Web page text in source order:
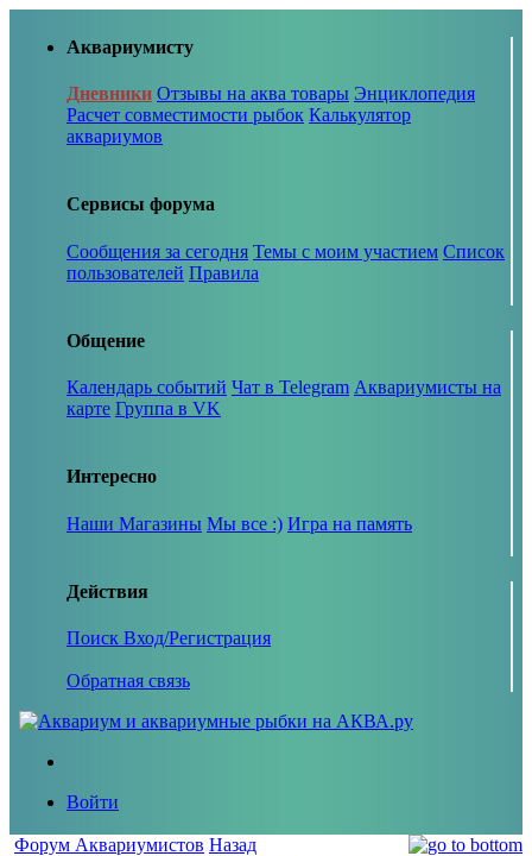
Аквариумисту
Дневники Отзывы на аква товары Энциклопедия
Расчет совместимости рыбок Калькулятор
аквариумов
Сервисы форума
Сообщения за сегодня Темы с моим участием Список
пользователей Правила
Общение
Календарь событий Чат в Telegram Аквариумисты на
карте Группа в VK
Интересно
Наши Магазины Мы все :) Игра на память
Действия
Поиск Вход/Регистрация
Обратная связь
Войти
Форум Аквариумистов Назад